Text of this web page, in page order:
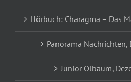
Hörbuch: Charagma – Das
Panorama Nachrichten,
Junior Ölbaum,